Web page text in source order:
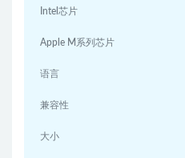
Intel芯片
Apple M系列芯片
语言
兼容性
大小